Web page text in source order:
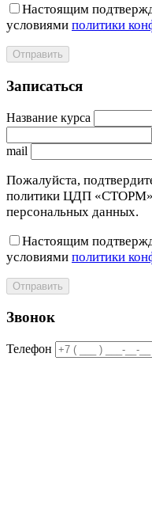
Настоящим
условиями политики
Отправить
Записаться
Название курса
mail
Пожалуйста,
политики ЦДП «СТОРМ»
персональных данных.
Настоящим
условиями политики
Отправить
Звонок
Телефон